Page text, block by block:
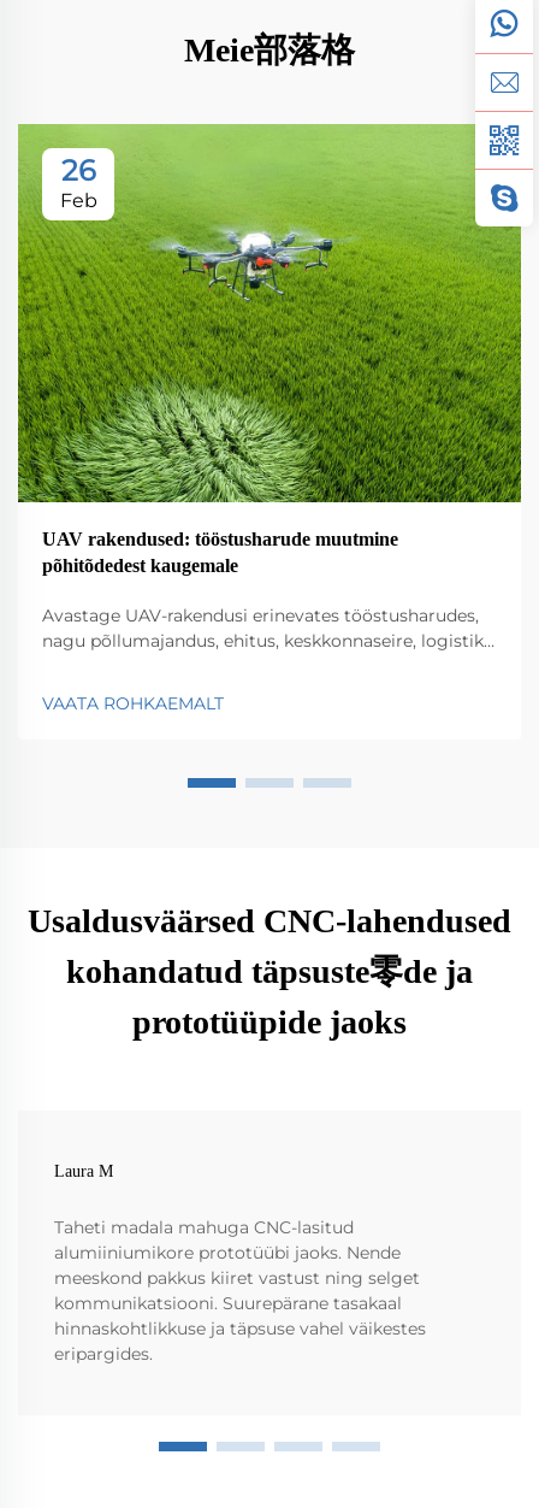
Meie部落格
26
Feb
UAV rakendused: tööstusharude muutmine
põhitõdedest kaugemale
Avastage UAV-rakendusi erinevates tööstusharudes,
nagu põllumajandus, ehitus, keskkonnaseire, logistika
VAATA ROHKAEMALT
Usaldusväärsed CNC-lahendused
kohandatud täpsuste零de ja
prototüüpide jaoks
Laura M
Taheti madala mahuga CNC-lasitud
alumiiniumikore prototüübi jaoks. Nende
meeskond pakkus kiiret vastust ning selget
kommunikatsiooni. Suurepärane tasakaal
hinnaskohtlikkuse ja täpsuse vahel väikestes
eripargides.